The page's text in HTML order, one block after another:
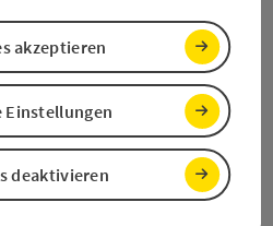
deaktivieren
akzeptieren